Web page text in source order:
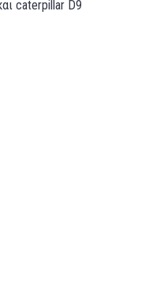
caterpillar D9